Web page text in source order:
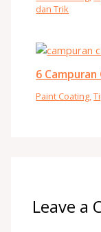
dan Trik
6 Campuran
Paint Coating,
Leave a